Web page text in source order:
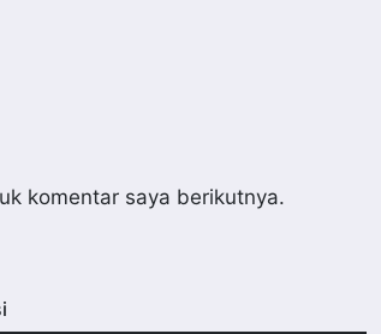
komentar saya berikutnya.